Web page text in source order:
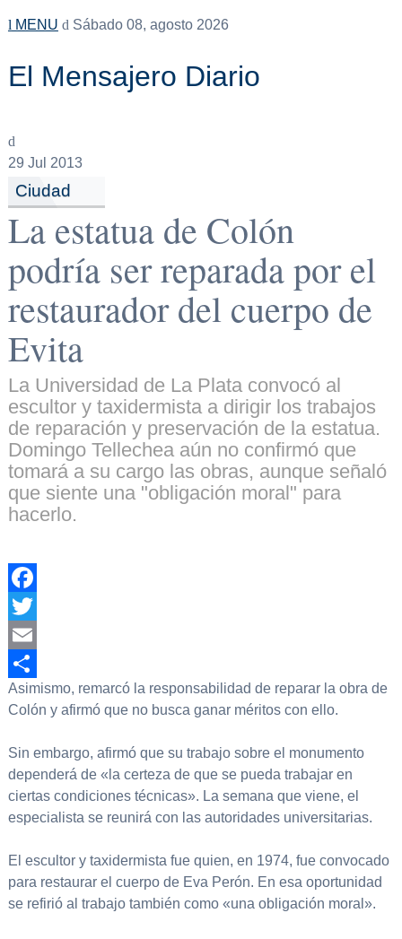
MENU Sábado 08, agosto 2026
El Mensajero Diario
29 Jul 2013
Ciudad
La estatua de Colón
podría ser reparada por el
restaurador del cuerpo de
Evita
La Universidad de La Plata convocó al
escultor y taxidermista a dirigir los trabajos
de reparación y preservación de la estatua.
Domingo Tellechea aún no confirmó que
tomará a su cargo las obras, aunque señaló
que siente una "obligación moral" para
hacerlo.
Facebook
Twitter
Email
Compartir
Asimismo, remarcó la responsabilidad de reparar la obra de
Colón y afirmó que no busca ganar méritos con ello.
Sin embargo, afirmó que su trabajo sobre el monumento
dependerá de «la certeza de que se pueda trabajar en
ciertas condiciones técnicas». La semana que viene, el
especialista se reunirá con las autoridades universitarias.
El escultor y taxidermista fue quien, en 1974, fue convocado
para restaurar el cuerpo de Eva Perón. En esa oportunidad
se refirió al trabajo también como «una obligación moral».